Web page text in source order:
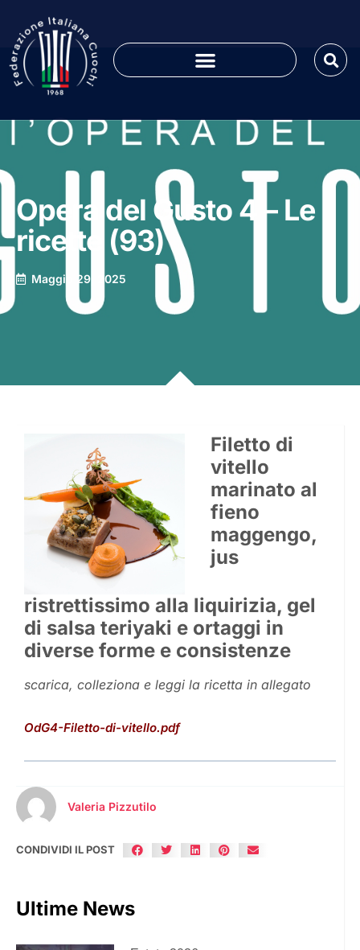
Opera del Gusto 4 – Le
ricette (93)
Maggio 29, 2025
Filetto di
vitello
marinato al
fieno
maggengo,
jus
ristrettissimo alla liquirizia, gel
di salsa teriyaki e ortaggi in
diverse forme e consistenze
scarica, colleziona e leggi la ricetta in allegato
OdG4-Filetto-di-vitello.pdf
Valeria Pizzutilo
CONDIVIDI IL POST
Ultime News